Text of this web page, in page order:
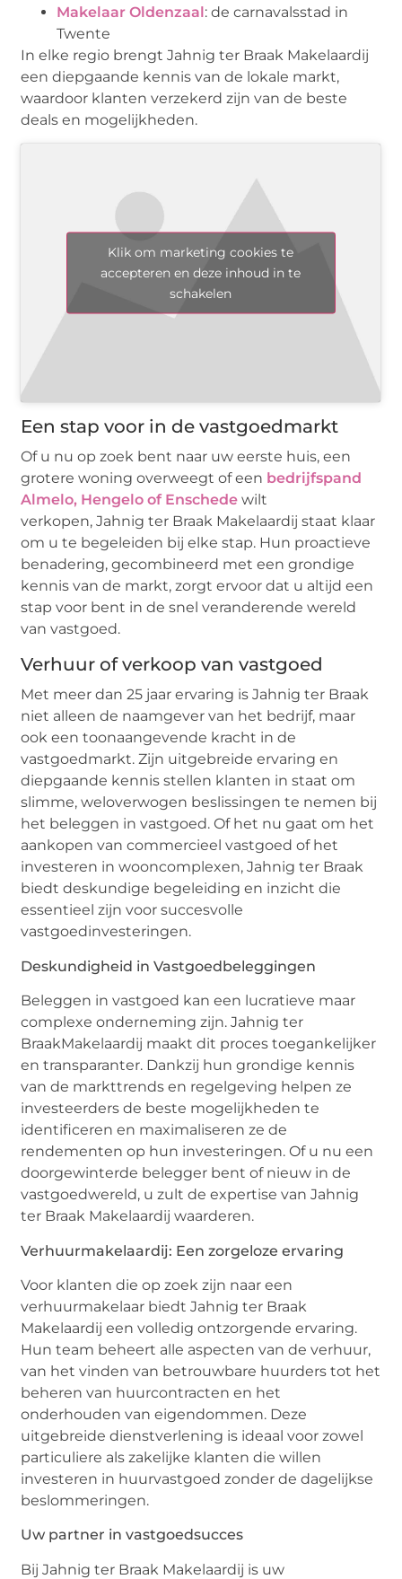
Makelaar Oldenzaal: de carnavalsstad in
Twente
In elke regio brengt Jahnig ter Braak Makelaardij
een diepgaande kennis van de lokale markt,
waardoor klanten verzekerd zijn van de beste
deals en mogelijkheden.
Klik om marketing cookies te
accepteren en deze inhoud in te
schakelen
Een stap voor in de vastgoedmarkt
Of u nu op zoek bent naar uw eerste huis, een
grotere woning overweegt of een bedrijfspand
Almelo, Hengelo of Enschede wilt
verkopen, Jahnig ter Braak Makelaardij staat klaar
om u te begeleiden bij elke stap. Hun proactieve
benadering, gecombineerd met een grondige
kennis van de markt, zorgt ervoor dat u altijd een
stap voor bent in de snel veranderende wereld
van vastgoed.
Verhuur of verkoop van vastgoed
Met meer dan 25 jaar ervaring is Jahnig ter Braak
niet alleen de naamgever van het bedrijf, maar
ook een toonaangevende kracht in de
vastgoedmarkt. Zijn uitgebreide ervaring en
diepgaande kennis stellen klanten in staat om
slimme, weloverwogen beslissingen te nemen bij
het beleggen in vastgoed. Of het nu gaat om het
aankopen van commercieel vastgoed of het
investeren in wooncomplexen, Jahnig ter Braak
biedt deskundige begeleiding en inzicht die
essentieel zijn voor succesvolle
vastgoedinvesteringen.
Deskundigheid in Vastgoedbeleggingen
Beleggen in vastgoed kan een lucratieve maar
complexe onderneming zijn. Jahnig ter
BraakMakelaardij maakt dit proces toegankelijker
en transparanter. Dankzij hun grondige kennis
van de markttrends en regelgeving helpen ze
investeerders de beste mogelijkheden te
identificeren en maximaliseren ze de
rendementen op hun investeringen. Of u nu een
doorgewinterde belegger bent of nieuw in de
vastgoedwereld, u zult de expertise van Jahnig
ter Braak Makelaardij waarderen.
Verhuurmakelaardij: Een zorgeloze ervaring
Voor klanten die op zoek zijn naar een
verhuurmakelaar biedt Jahnig ter Braak
Makelaardij een volledig ontzorgende ervaring.
Hun team beheert alle aspecten van de verhuur,
van het vinden van betrouwbare huurders tot het
beheren van huurcontracten en het
onderhouden van eigendommen. Deze
uitgebreide dienstverlening is ideaal voor zowel
particuliere als zakelijke klanten die willen
investeren in huurvastgoed zonder de dagelijkse
beslommeringen.
Uw partner in vastgoedsucces
Bij Jahnig ter Braak Makelaardij is uw